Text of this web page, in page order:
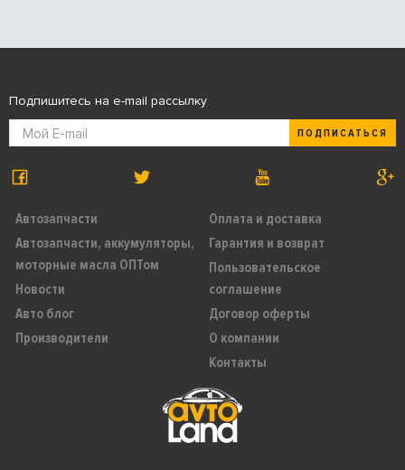
Автозапчасти
Автозапчасти, аккумуляторы,
моторные масла ОПТом
Новости
Авто блог
Производители
Оплата и доставка
Гарантия и возврат
Пользовательское
соглашение
Договор оферты
О компании
Контакты
Подпишитесь на e-mail рассылку
ПОДПИСАТЬСЯ